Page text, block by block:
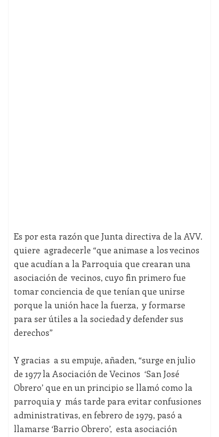
Es por esta razón que Junta directiva de la AVV.
quiere agradecerle “que animase a los vecinos
que acudían a la Parroquia que crearan una
asociación de vecinos, cuyo fin primero fue
tomar conciencia de que tenían que unirse
porque la unión hace la fuerza, y formarse
para ser útiles a la sociedad y defender sus
derechos”
Y gracias a su empuje, añaden, “surge en julio
de 1977 la Asociación de Vecinos ‘San José
Obrero’ que en un principio se llamó como la
parroquia y más tarde para evitar confusiones
administrativas, en febrero de 1979, pasó a
llamarse ‘Barrio Obrero’, esta asociación